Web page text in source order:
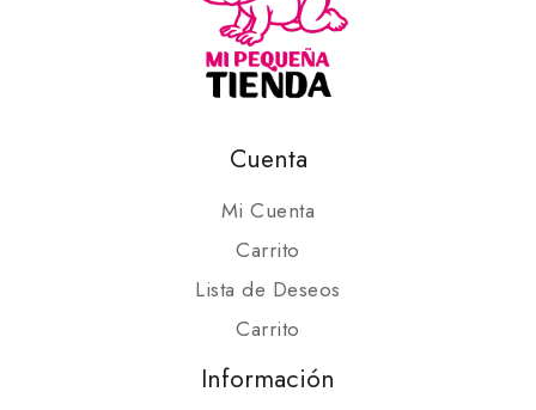
Cuenta
Mi Cuenta
Carrito
Lista de Deseos
Carrito
Información